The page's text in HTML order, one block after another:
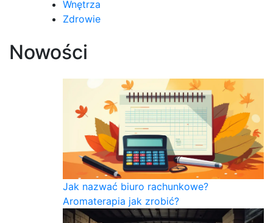
Wnętrza
Zdrowie
Nowości
Jak nazwać biuro rachunkowe?
Aromaterapia jak zrobić?